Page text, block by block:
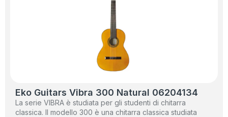
Eko Guitars Vibra 300 Natural 06204134
La serie VIBRA è studiata per gli studenti di chitarra
classica. Il modello 300 è una chitarra classica studiata